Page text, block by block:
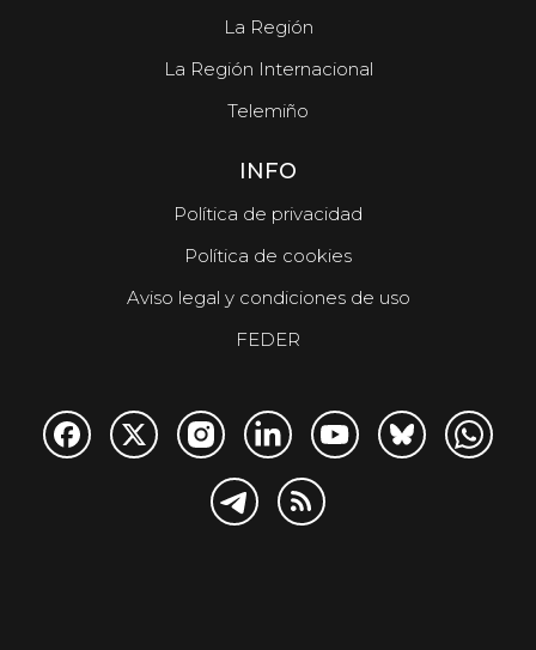
La Región
La Región Internacional
Telemiño
INFO
Política de privacidad
Política de cookies
Aviso legal y condiciones de uso
FEDER